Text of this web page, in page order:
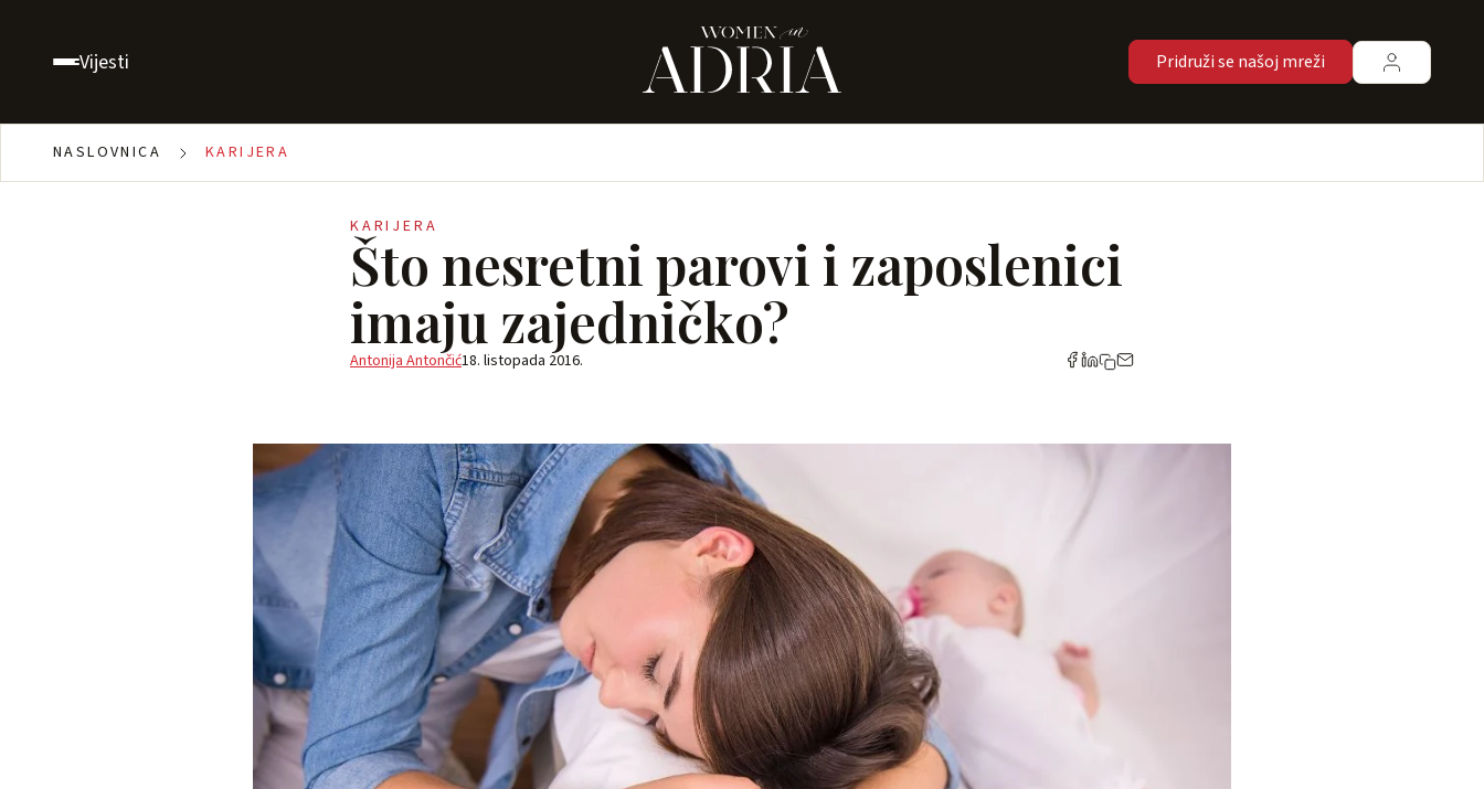
Vijesti Pridruži se našoj mreži
NASLOVNICA KARIJERA
KARIJERA
Što nesretni parovi i zaposlenici
imaju zajedničko?
Antonija Antončić18. listopada 2016.